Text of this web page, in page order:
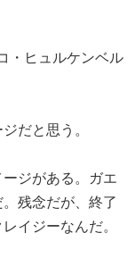
・ヒュルケンベル
だと思う。
ジがある。ガエ
残念だが、終了
イジーなんだ。